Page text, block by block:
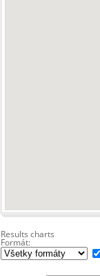
Results charts
Formát: